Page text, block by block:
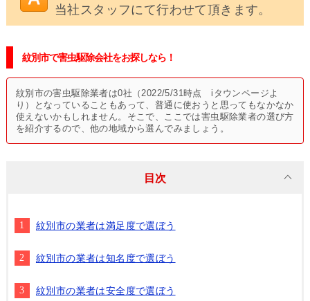
当社スタッフにて行わせて頂きます。
紋別市で害虫駆除会社をお探しなら！
紋別市の害虫駆除業者は0社（2022/5/31時点 iタウンページよ
り）となっていることもあって、普通に使おうと思ってもなかなか
使えないかもしれません。そこで、ここでは害虫駆除業者の選び方
を紹介するので、他の地域から選んでみましょう。
目次
紋別市の業者は満足度で選ぼう
紋別市の業者は知名度で選ぼう
紋別市の業者は安全度で選ぼう